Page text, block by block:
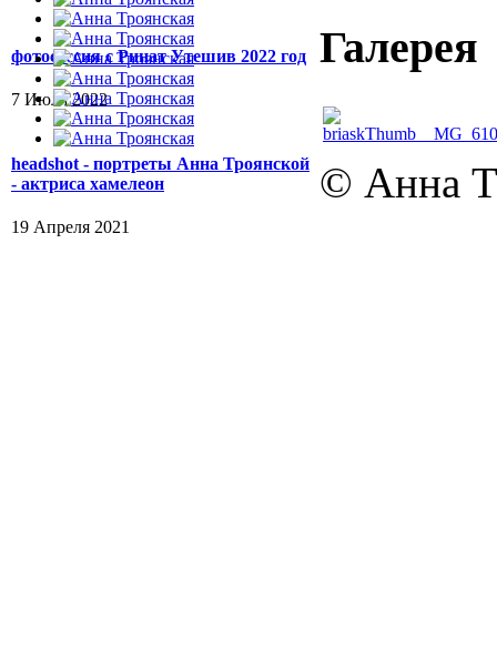
фотосессия с Ринат Утешив 2022 год
7 Июля 2022
headshot - портреты Анна Троянской
- актриса хамелеон
19 Апреля 2021
Галерея
© Анна